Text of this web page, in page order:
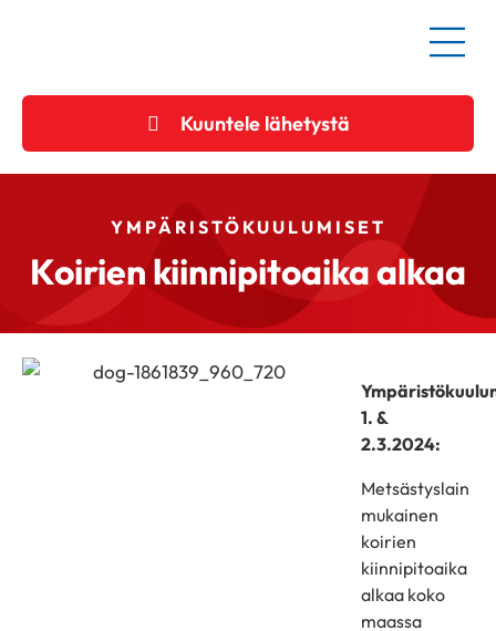
Kuuntele lähetystä
YMPÄRISTÖKUULUMISET
Koirien kiinnipitoaika alkaa
1. &
2.3.2024:
Metsästyslain
mukainen
koirien
kiinnipitoaika
alkaa koko
maassa